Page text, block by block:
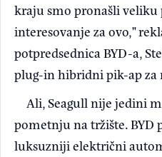
kraju smo pronašli
interesovanje za ovo,"
potpredsednica BYD-a,
plug-in hibridni pik-ap za
Ali, Seagull nije jedini
pometnju na tržište. BYD
luksuzniji električni